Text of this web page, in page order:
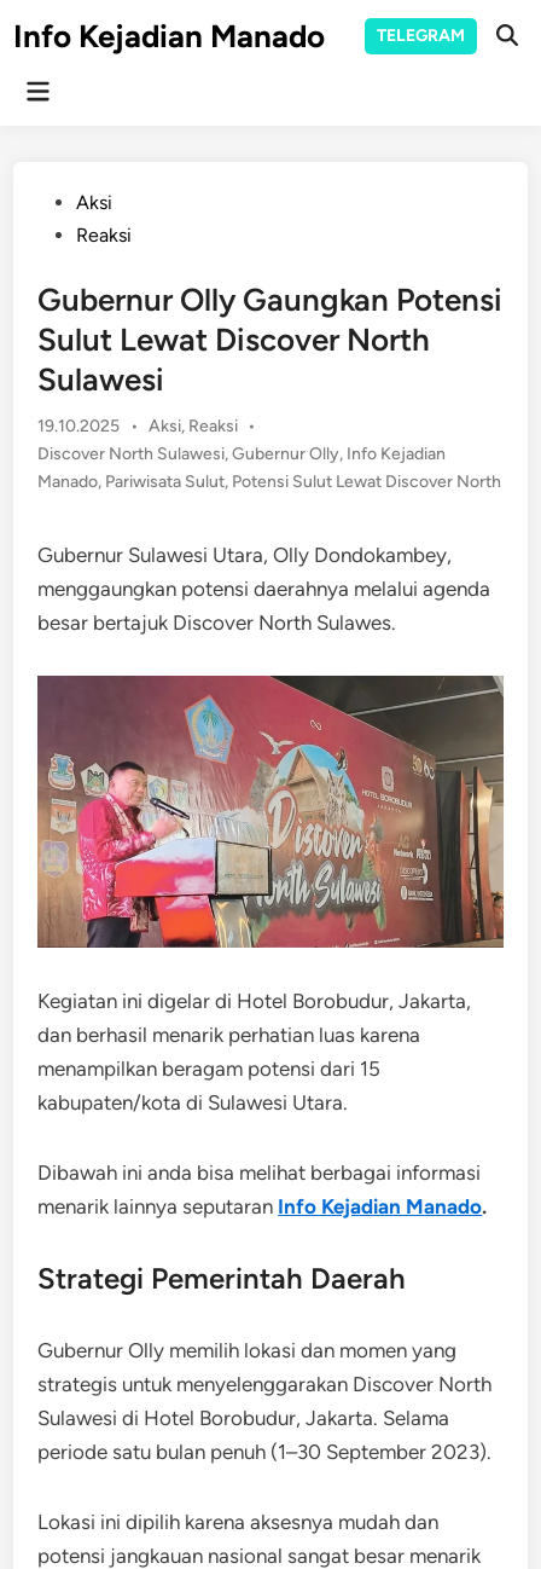
toInfo Kejadian Manado TELEGRAM
Main
PostedAksi
Reaksi
Gubernur Olly Gaungkan Potensi
Sulut Lewat Discover North
Sulawesi
19.10.2025 • Posted
in
Aksi, Reaksi •
Discover North Sulawesi,Gubernur Olly, Info Kejadian
Manado, Pariwisata Sulut, Potensi Sulut Lewat Discover North
Gubernur Sulawesi Utara, Olly Dondokambey,
menggaungkan potensi daerahnya melalui agenda
besar bertajuk Discover North Sulawes.
Kegiatan ini digelar di Hotel Borobudur, Jakarta,
dan berhasil menarik perhatian luas karena
menampilkan beragam potensi dari 15
kabupaten/kota di Sulawesi Utara.
Dibawah ini anda bisa melihat berbagai informasi
menarik lainnya seputaran Info Kejadian Manado.
Strategi Pemerintah Daerah
Gubernur Olly memilih lokasi dan momen yang
strategis untuk menyelenggarakan Discover North
Sulawesi di Hotel Borobudur, Jakarta. Selama
periode satu bulan penuh (1–30 September 2023).
Lokasi ini dipilih karena aksesnya mudah dan
potensi jangkauan nasional sangat besar menarik